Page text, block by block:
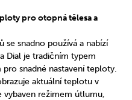
pro otopná tělesa a
se snadno používá a nabízí
Dial je tradičním typem
snadné nastavení teploty.
aktuální teplotu v
vybaven režimem útlumu,